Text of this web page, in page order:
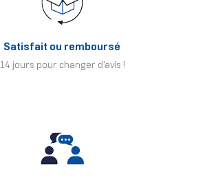
Satisfait ou remboursé
14 jours pour changer d'avis !